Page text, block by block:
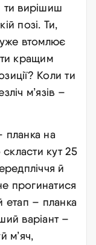
ти вирішиш
позі. Ти,
втомлює
кращим
Коли ти
м’язів –
планка на
скласти кут 25
й
прогинатися
етап – планка
варіант –
м’яч,